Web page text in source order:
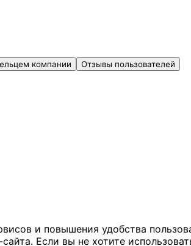
компании
Отзывы пользователей
и повышения удобства
Если вы не хотите